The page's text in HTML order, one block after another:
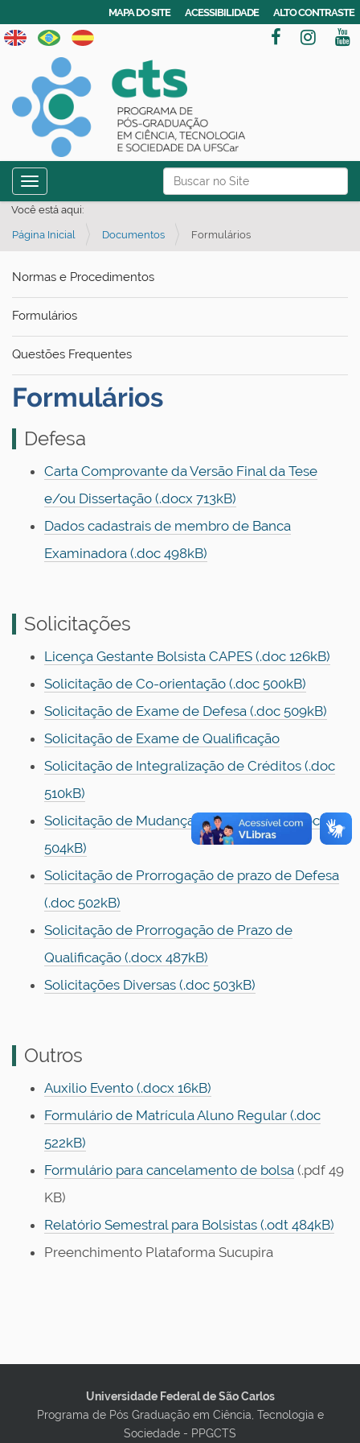
MAPA DO SITE ACESSIBILIDADE ALTO CONTRASTE
Busca
Busca Avançada…
Toggle navigation
Você está aqui:
Página Inicial Documentos Formulários
Normas e Procedimentos
Formulários
Questões Frequentes
Formulários
Defesa
Carta Comprovante da Versão Final da Tese
e/ou Dissertação (.docx 713kB)
Dados cadastrais de membro de Banca
Examinadora (.doc 498kB)
Solicitações
Licença Gestante Bolsista CAPES (.doc 126kB)
Solicitação de Co-orientação (.doc 500kB)
Solicitação de Exame de Defesa (.doc 509kB)
Solicitação de Exame de Qualificação
Solicitação de Integralização de Créditos (.doc
510kB)
Solicitação de Mudança de Orientador (.doc
504kB)
Solicitação de Prorrogação de prazo de Defesa
(.doc 502kB)
Solicitação de Prorrogação de Prazo de
Qualificação (.docx 487kB)
Solicitações Diversas (.doc 503kB)
Outros
Auxilio Evento (.docx 16kB)
Formulário de Matrícula Aluno Regular (.doc
522kB)
Formulário para cancelamento de bolsa (.pdf 49
KB)
Relatório Semestral para Bolsistas (.odt 484kB)
Preenchimento Plataforma Sucupira
Universidade Federal de São Carlos
Programa de Pós Graduação em Ciência, Tecnologia e
Sociedade - PPGCTS